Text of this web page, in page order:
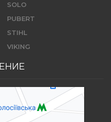
SOLO
PUBERT
STIHL
VIKING